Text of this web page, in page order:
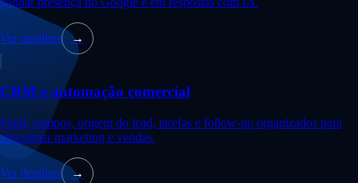
Ver detalhes →
CRM e automação comercial
Funil, campos, origem do lead, tarefas e follow-up organizados para
aproximar marketing e vendas.
Ver detalhes →